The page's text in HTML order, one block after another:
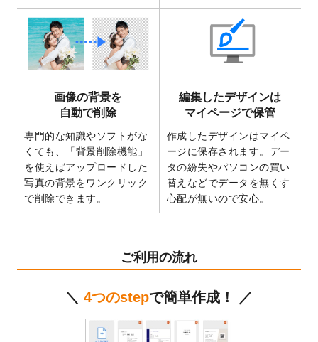
テンプレートを公開いたしました。
2025/6/9
「背景削除機能
」を実装しました。
2025/4/3
DMのデザインテンプレートを追加しまし
た。
を追加しました。
マスキングテープのデザインテンプレート
を追加しました。
2025/1/15
配置できるデータ形式が増えました。
（pdf、psd、eps、tifに対応）
2024/12/24
2025年版4月始まりのカレンダーデザイン
箔押し年賀状のデザインテンプレート
ステッカーのデザインテンプレート
しました。
2025年巳年の年賀状デザインテンプレート
画像の背景を
自動で削除
専門的な知識やソフトがな
くても、「背景削除機能」
を使えばアップロードした
写真の背景をワンクリック
で削除できます。
編集したデザインは
マイページで保管
作成したデザインはマイペ
ージに保存されます。デー
タの紛失やパソコンの買い
替えなどでデータを無くす
心配が無いので安心。
ご利用の流れ
＼ 4つのstepで簡単作成！ ／